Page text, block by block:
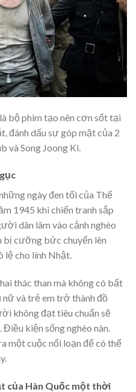
bộ phim tạo nên cơn sốt tại
đánh dấu sự góp mặt của 2
và Song Joong Ki.
ngày đen tối của Thế
1945 khi chiến tranh sắp
dân lâm vào cảnh nghèo
cưỡng bức chuyển lên
lệ cho lính Nhật.
thác than mà không có bất
nữ và trẻ em trở thành đồ
không đạt tiêu chuẩn sẽ
kiện sống nghèo nàn.
một cuộc nổi loạn để có thể
của Hàn Quốc một thời